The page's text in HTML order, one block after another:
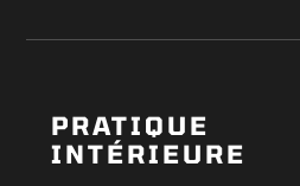
PRATIQUE
INTÉRIEURE